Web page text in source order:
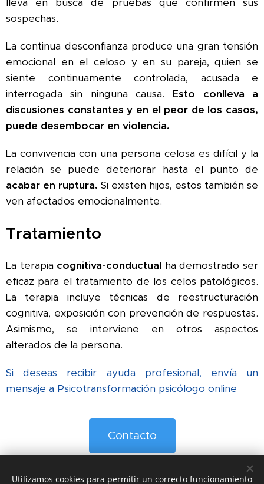
sospechas.
La continua desconfianza produce una gran tensión
emocional en el celoso y en su pareja, quien se
siente continuamente controlada, acusada e
interrogada sin ninguna causa. Esto conlleva a
discusiones constantes y en el peor de los casos,
puede desembocar en violencia.
La convivencia con una persona celosa es difícil y la
relación se puede deteriorar hasta el punto de
acabar en ruptura. Si existen hijos, estos también se
ven afectados emocionalmente.
Tratamiento
La terapia cognitiva-conductual ha demostrado ser
eficaz para el tratamiento de los celos patológicos.
La terapia incluye técnicas de reestructuración
cognitiva, exposición con prevención de respuestas.
Asimismo, se interviene en otros aspectos
alterados de la persona.
Si deseas recibir ayuda profesional, envía un
mensaje a Psicotransformación psicólogo online
Contacto
Utilizamos cookies para permitir un correcto funcionamiento